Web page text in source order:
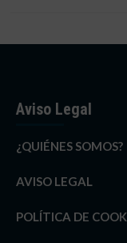
Aviso Legal
¿QUIÉNES SOMOS?
AVISO LEGAL
POLÍTICA DE